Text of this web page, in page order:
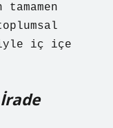
iç içe